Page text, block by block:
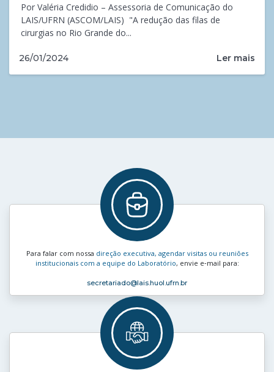
Por Valéria Credidio – Assessoria de Comunicação do
LAIS/UFRN (ASCOM/LAIS) "A redução das filas de
cirurgias no Rio Grande do...
26/01/2024 Ler mais
Para falar com nossa direção executiva, agendar visitas ou reuniões
institucionais com a equipe do Laboratório, envie e‑mail para:
secretariado@lais.huol.ufrn.br